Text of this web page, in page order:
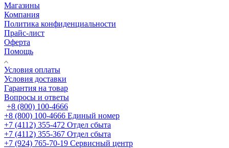
Магазины
Компания
Политика конфиденциальности
Прайс-лист
Оферта
Помощь
Условия оплаты
Условия доставки
Гарантия на товар
Вопросы и ответы
+8 (800) 100-4666
+8 (800) 100-4666 Единый номер
+7 (4112) 355-472 Отдел сбыта
+7 (4112) 355-367 Отдел сбыта
+7 (924) 765-70-19 Сервисный центр